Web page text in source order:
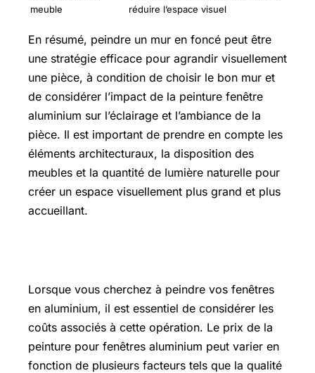
meuble
réduire l’espace visuel
En résumé, peindre un mur en foncé peut être
une stratégie efficace pour agrandir visuellement
une pièce, à condition de choisir le bon mur et
de considérer l’impact de la peinture fenêtre
aluminium sur l’éclairage et l’ambiance de la
pièce. Il est important de prendre en compte les
éléments architecturaux, la disposition des
meubles et la quantité de lumière naturelle pour
créer un espace visuellement plus grand et plus
accueillant.
Lorsque vous cherchez à peindre vos fenêtres
en aluminium, il est essentiel de considérer les
coûts associés à cette opération. Le prix de la
peinture pour fenêtres aluminium peut varier en
fonction de plusieurs facteurs tels que la qualité